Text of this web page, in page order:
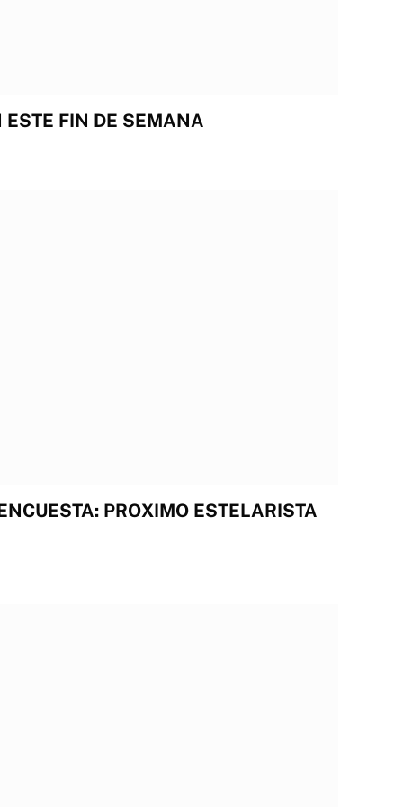
ESTE FIN DE SEMANA
PROXIMO ESTELARISTA